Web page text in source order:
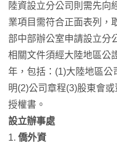
陸資設立分公司則需先向
業項目需符合正面表列，
部中部辦公室申請設立分
相關文件須經大陸地區公
年，包括：(1)大陸地區
明(2)公司章程(3)股東會
授權書。
設立辦事處
1. 僑外資